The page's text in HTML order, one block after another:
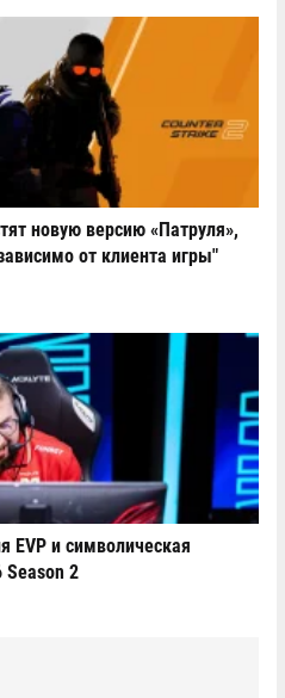
новую версию «Патруля»,
от клиента игры"
EVP и символическая
Season 2